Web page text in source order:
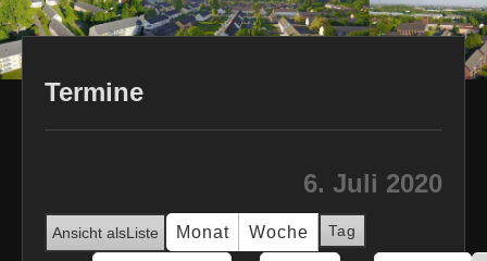
springen
Termine
6. Juli 2020
Ansicht alsListe Monat Woche Tag